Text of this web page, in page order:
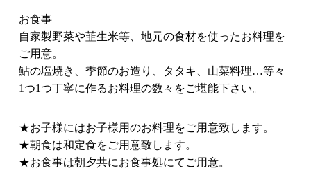
お食事
自家製野菜や韮生米等、地元の食材を使ったお料理を
ご用意。
鮎の塩焼き、季節のお造り、タタキ、山菜料理…等々
1つ1つ丁寧に作るお料理の数々をご堪能下さい。
★お子様にはお子様用のお料理をご用意致します。
★朝食は和定食をご用意致します。
★お食事は朝夕共にお食事処にてご用意。